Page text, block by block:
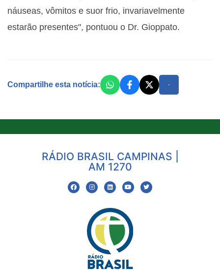
náuseas, vômitos e suor frio, invariavelmente
estarão presentes", pontuou o Dr. Gioppato.
Compartilhe esta notícia:
RÁDIO BRASIL CAMPINAS |
AM 1270